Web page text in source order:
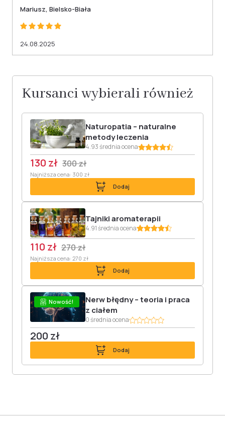
Mariusz, Bielsko-Biała
24.08.2025
Kursanci wybierali również
Naturopatia – naturalne
metody leczenia
4.93 średnia ocena
130 zł 300 zł
Najniższa cena: 300 zł
Dodaj
Tajniki aromaterapii
4.91 średnia ocena
110 zł 270 zł
Najniższa cena: 270 zł
Dodaj
Nowość!
Nerw błędny – teoria i praca
z ciałem
0 średnia ocena
200 zł
Dodaj